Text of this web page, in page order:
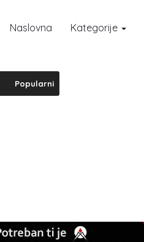
Naslovna Kategorije
Popularni